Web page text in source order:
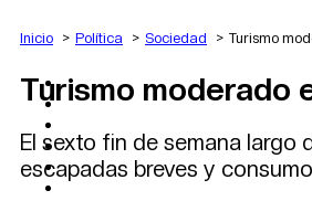
AGRO
DEPORTES
POLÍTICA
CAMBIO CLIMÁTICO
DATA FIRME
Inicio Política Sociedad Turismo
Turismo moderado
El sexto fin de semana
escapadas breves y